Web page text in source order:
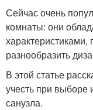
Сейчас очень
комнаты: они
характеристиками,
разнообразить
В этой статье
учесть при выборе
санузла.